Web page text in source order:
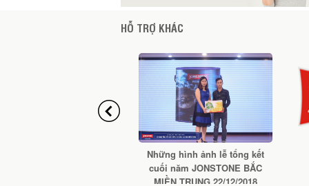
HỖ TRỢ KHÁC
Chính sách vận chuyển